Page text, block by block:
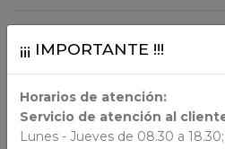
ORIGEN
AUTORES
¡¡¡ IMPORTANTE !!!
Horarios de atención:
Servicio de atención al
Lunes - Jueves de 08.30 a